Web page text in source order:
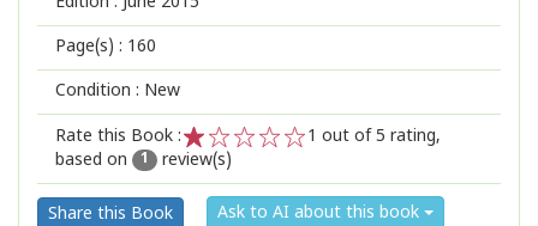
Page(s) : 160
Condition : New
Rate this Book :
2
1
1 out of 5 rating,
based on
1 review(s)
Share this Book Ask to AI about this book